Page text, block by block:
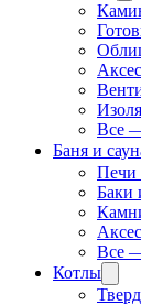
Все
Баня и
Печи
Баки
Все
Котлы